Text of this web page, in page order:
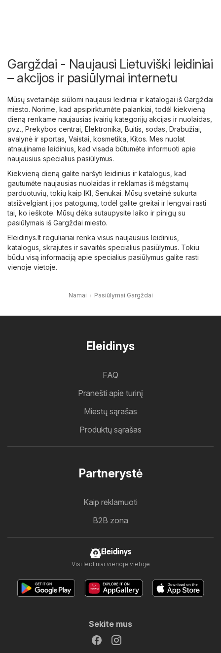
Gargždai - Naujausi Lietuviški leidiniai
– akcijos ir pasiūlymai internetu
Mūsų svetainėje siūlomi naujausi leidiniai ir katalogai iš Gargždai
miesto. Norime, kad apsipirktumėte palankiai, todėl kiekvieną
dieną renkame naujausias įvairių kategorijų akcijas ir nuolaidas,
pvz., Prekybos centrai Elektronika Buitis, sodas Drabužiai,
avalynė ir sportas Vaistai, kosmetika Kitos. Mes nuolat
atnaujiname leidinius, kad visada būtumėte informuoti apie
naujausius specialius pasiūlymus.
Kiekvieną dieną galite naršyti leidinius ir katalogus, kad
gautumėte naujausias nuolaidas ir reklamas iš mėgstamų
parduotuvių, tokių kaip IKI Senukai. Mūsų svetainė sukurta
atsižvelgiant į jos patogumą, todėl galite greitai ir lengvai rasti
tai, ko ieškote. Mūsų dėka sutaupysite laiko ir pinigų su
pasiūlymais iš Gargždai miesto.
Eleidinys.lt reguliariai renka visus naujausius leidinius,
katalogus, skrajutes ir savaitės specialius pasiūlymus. Tokiu
būdu visą informaciją apie specialius pasiūlymus galite rasti
vienoje vietoje.
Namai Pasiūlymai Gargždai
Eleidinys
FAQ
Pranešti apie turinį
Miestų sąrašas
Produktų sąrašas
Partnerystė
Kaip reklamuoti
B2B zona
Eleidinys
Visi leidiniai vienoje vietoje
Sekite mus